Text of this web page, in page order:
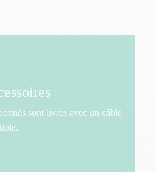
sont livrés avec un câble